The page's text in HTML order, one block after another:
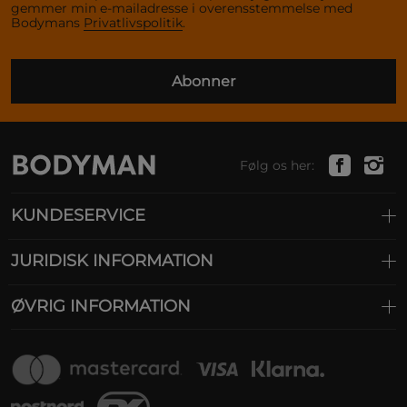
gemmer min e-mailadresse i overensstemmelse med
Bodymans Privatlivspolitik.
Abonner
Følg os her:
KUNDESERVICE
JURIDISK INFORMATION
ØVRIG INFORMATION